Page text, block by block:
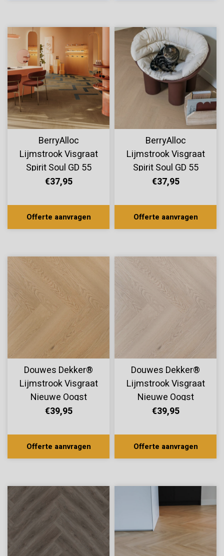
BerryAlloc
Lijmstrook Visgraat
Spirit Soul GD 55
Aria 60002410
€37,95
Offerte aanvragen
BerryAlloc
Lijmstrook Visgraat
Spirit Soul GD 55
Luna 60002409
€37,95
Offerte aanvragen
Douwes Dekker®
Lijmstrook Visgraat
Nieuwe Oogst
Mango 10819
€39,95
Offerte aanvragen
Douwes Dekker®
Lijmstrook Visgraat
Nieuwe Oogst
Mandarijn 10817
€39,95
Offerte aanvragen